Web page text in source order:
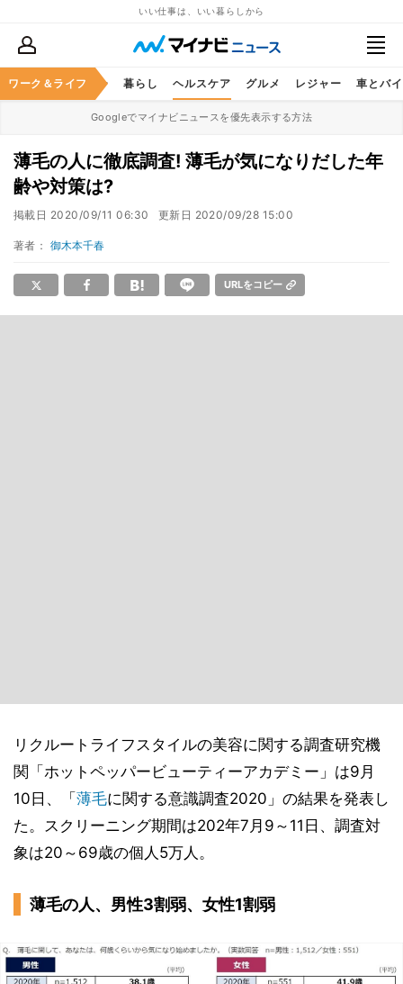
いい仕事は、いい暮らしから
ワーク＆ライフ
ススキル マネー 暮らし ヘルスケア グルメ レジャー 車とバ
Googleでマイナビニュースを優先表示する方法
薄毛の人に徹底調査! 薄毛が気になりだした年
齢や対策は?
掲載日 2020/09/11 06:30 更新日 2020/09/28 15:00
著者： 御木本千春
URLをコピー
リクルートライフスタイルの美容に関する調査研究機
関「ホットペッパービューティーアカデミー」は9月
10日、「 薄毛に関する意識調査2020」の結果を発表し
た。スクリーニング期間は202年7月9～11日、調査対
象は20～69歳の個人5万人。
薄毛の人、男性3割弱、女性1割弱